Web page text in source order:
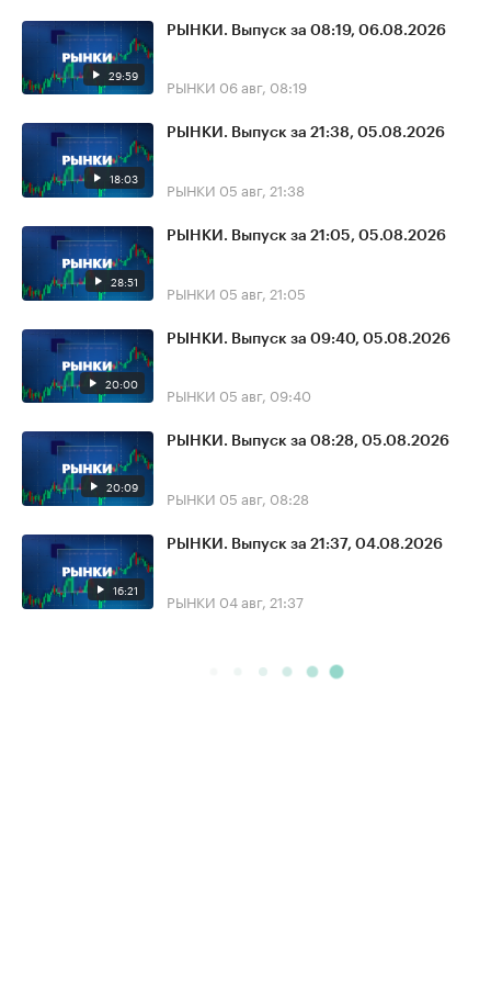
29:59
РЫНКИ. Выпуск за 08:19, 06.08.2026
РЫНКИ 06 авг, 08:19
18:03
РЫНКИ. Выпуск за 21:38, 05.08.2026
РЫНКИ 05 авг, 21:38
28:51
РЫНКИ. Выпуск за 21:05, 05.08.2026
РЫНКИ 05 авг, 21:05
20:00
РЫНКИ. Выпуск за 09:40, 05.08.2026
РЫНКИ 05 авг, 09:40
20:09
РЫНКИ. Выпуск за 08:28, 05.08.2026
РЫНКИ 05 авг, 08:28
16:21
РЫНКИ. Выпуск за 21:37, 04.08.2026
РЫНКИ 04 авг, 21:37